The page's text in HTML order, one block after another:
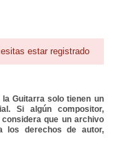
estar registrado
Guitarra solo tienen un
Si algún compositor,
que un archivo
los derechos de autor,